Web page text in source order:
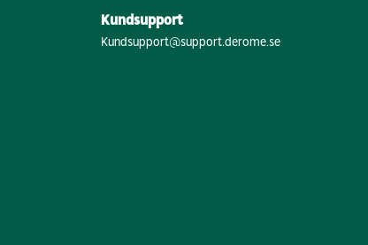
Kundsupport
Kundsupport@support.derome.se